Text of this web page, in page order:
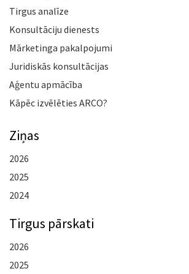
Tirgus analīze
Konsultāciju dienests
Mārketinga pakalpojumi
Juridiskās konsultācijas
Aģentu apmācība
Kāpēc izvēlēties ARCO?
Ziņas
2026
2025
2024
Tirgus pārskati
2026
2025